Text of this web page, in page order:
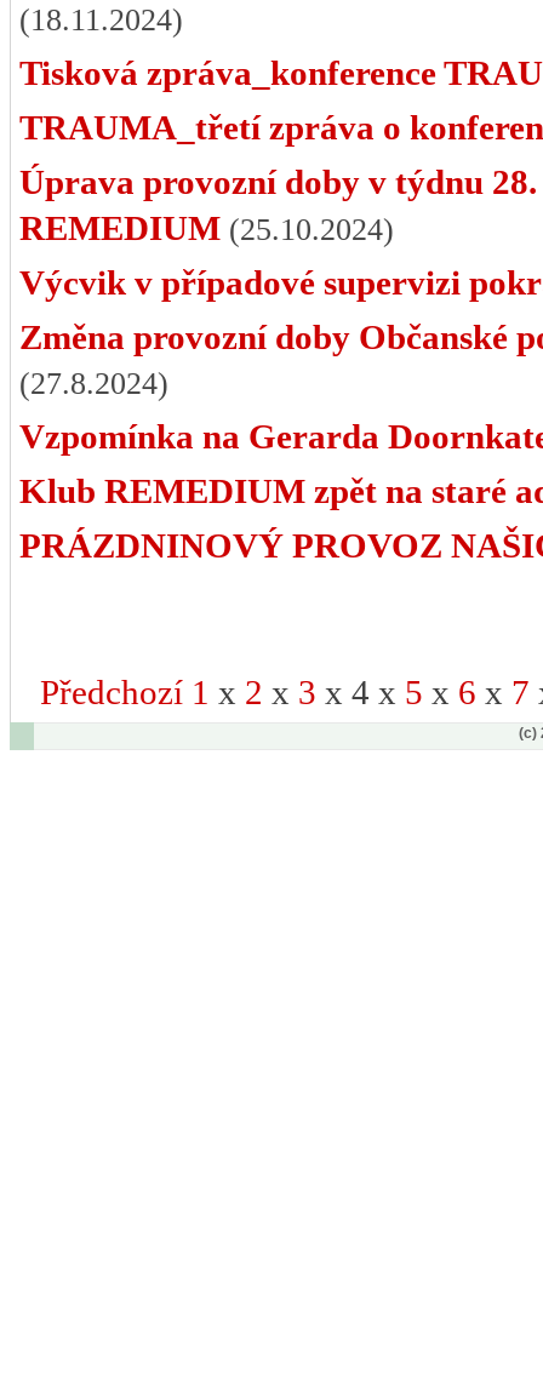
(18.11.2024)
Tisková zpráva_konference
TRAUMA_třetí zpráva o
Úprava provozní doby v týdnu 28.
REMEDIUM (25.10.2024)
Výcvik v případové supervizi
Změna provozní doby Občanské
(27.8.2024)
Vzpomínka na Gerarda
Klub REMEDIUM zpět na staré
PRÁZDNINOVÝ PROVOZ
Předchozí 1 x 2 x 3 x 4 x 5 x 6 x 7
(c)